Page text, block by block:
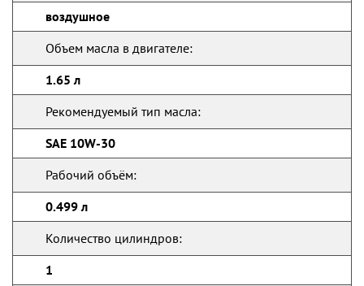
воздушное
Объем масла в двигателе:
1.65 л
Рекомендуемый тип масла:
SAE 10W-30
Рабочий объём:
0.499 л
Количество цилиндров:
1